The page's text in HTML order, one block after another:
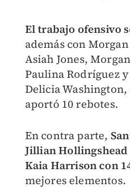
El trabajo ofensivo
además con Morgan
Asiah Jones,
Paulina Rodríguez
Delicia
aportó 10 rebotes.
En contra parte,
Jillian Hollingshead
Kaia Harrison con
mejores elementos.